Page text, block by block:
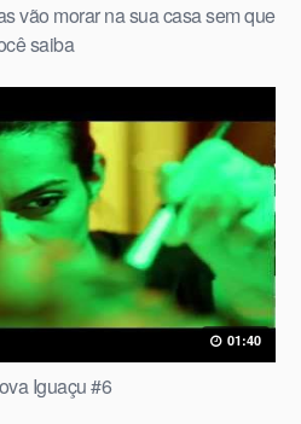
vão morar na sua casa sem que
saiba
01:40
Iguaçu #6